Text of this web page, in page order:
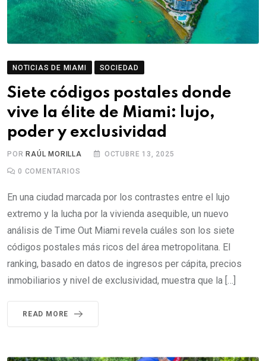
NOTICIAS DE MIAMI SOCIEDAD
Siete códigos postales donde
vive la élite de Miami: lujo,
poder y exclusividad
POR RAÚL MORILLA OCTUBRE 13, 2025
0 COMENTARIOS
En una ciudad marcada por los contrastes entre el lujo
extremo y la lucha por la vivienda asequible, un nuevo
análisis de Time Out Miami revela cuáles son los siete
códigos postales más ricos del área metropolitana. El
ranking, basado en datos de ingresos per cápita, precios
inmobiliarios y nivel de exclusividad, muestra que la […]
READ MORE